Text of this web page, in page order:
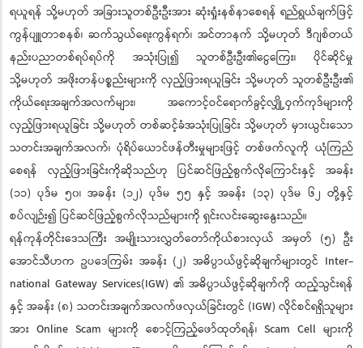
ရယူရန် သို့မဟုတ် အခြားသူတစ်ဦးဦးအား ဆုံးရှုံးနစ်နာစေရန် ရည်ရွယ်ချက်ဖြင့်
ကွန်ပျူတာစနစ်၊ ဆက်သွယ်ရေးကွန်ရက်၊ အင်တာနက် သို့မဟုတ် ဒီဂျစ်တယ်
နည်းပညာတစ်ရပ်ရပ်ကို အသုံးပြု၍ သူတစ်ဦးဦး၏ငွေကြေး၊ ပိုင်ဆိုင်မှု
သို့မဟုတ် အဖိုးတန်ပစ္စည်းများကို လှည့်ဖြားရယူခြင်း သို့မဟုတ် သူတစ်ဦးဦး၏
ကိုယ်ရေးအချက်အလက်များ၊ အကောင့်ဝင်ရောက်ခွင့်လျှို့ဝှက်ကုဒ်များကို
လှည့်ဖြားရယူခြင်း သို့မဟုတ် တစ်ဆင့်ခံအသုံးပြုခြင်း သို့မဟုတ် မှားယွင်းသော
သတင်းအချက်အလက်၊ ပုံရိပ်ယောင်ဖန်တီးမှုများဖြင့် တစ်ဖက်လူကို ယုံကြည်
စေရန် လှည့်ဖြားခြင်းကိုဆိုသည်ဟု ပြင်ဆင်ဖြည့်စွက်လိုကြောင်းနှင့် အခန်း
(၁၁) ပုဒ်မ ၅၀၊ အခန်း (၁၂) ပုဒ်မ ၅၅ နှင့် အခန်း (၁၃) ပုဒ်မ ၆၂ တို့နှင့်
စပ်လျဉ်း၍ ပြင်ဆင်ဖြည့်စွက်လိုသည်များကို ရှင်းလင်းဆွေးနွေးသည်။
ရန်ကုန်တိုင်းဒေသကြီး အမျိုးသားလွှတ်တော်ကိုယ်စားလှယ် အမှတ် (၅) ဦး
အောင်သီဟက ဥပဒေကြမ်း အခန်း (၂) အဓိပ္ပာယ်ဖွင့်ဆိုချက်များတွင် Inter-
national Gateway Services(IGW) ၏ အဓိပ္ပာယ်ဖွင့်ဆိုချက်ကို ထည့်သွင်းရန်
နှင့် အခန်း (၈) သတင်းအချက်အလက်ဖလှယ်ခြင်းတွင် (IGW) လိုင်စင်ရရှိသူများ
အား Online Scam များကို စောင့်ကြည့်ဖော်ထုတ်ရန်၊ Scam Cell များကို